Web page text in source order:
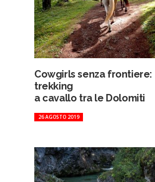
Cowgirls senza frontiere:
trekking
a cavallo tra le Dolomiti
26 AGOSTO 2019